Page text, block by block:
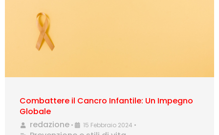
Combattere il Cancro Infantile: Un Impegno
Globale
redazione • 15 Febbraio 2024 •